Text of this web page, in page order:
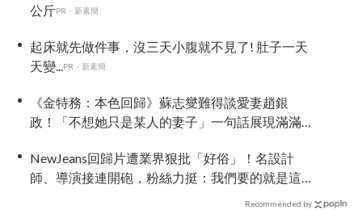
公斤PR・新素簡
起床就先做件事，沒三天小腹就不見了! 肚子一天
天變...PR・新素簡
《金特務：本色回歸》蘇志燮難得談愛妻趙銀
政！「不想她只是某人的妻子」一句話展現滿滿
NewJeans回歸片遭業界狠批「好俗」！名設計
師、導演接連開砲，粉絲力挺：我們要的就是這
Recommended by